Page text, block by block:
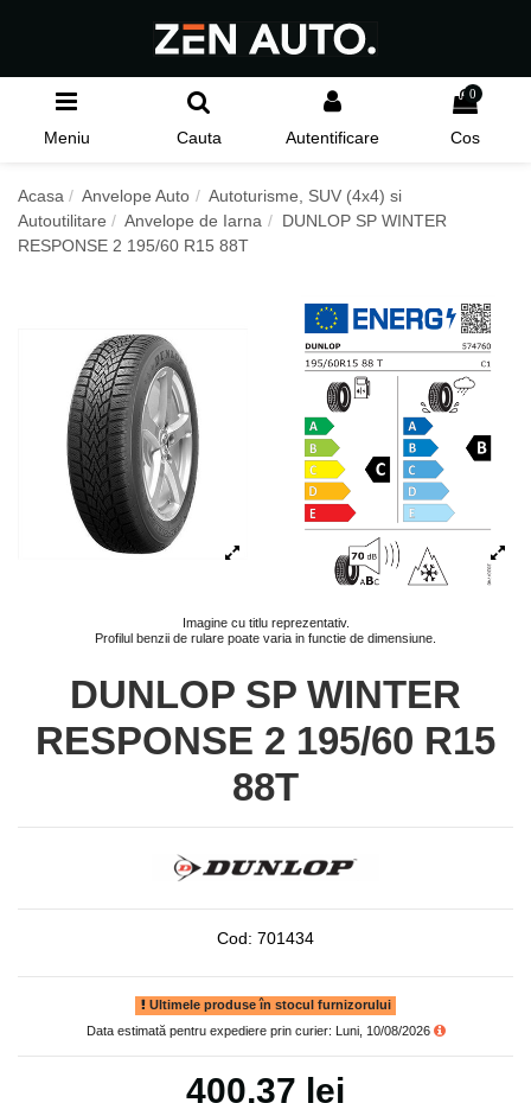
Meniu Cauta Autentificare
0
Cos
Acasa Anvelope Auto
Autoturisme, SUV (4x4) si
Autoutilitare
Anvelope de Iarna
DUNLOP SP WINTER
RESPONSE 2 195/60 R15 88T
Imagine cu titlu reprezentativ.
Profilul benzii de rulare poate varia in functie de dimensiune.
DUNLOP SP WINTER
RESPONSE 2 195/60 R15
88T
Cod: 701434
Ultimele produse în stocul furnizorului
Data estimată pentru expediere prin curier: Luni, 10/08/2026
400,37 lei